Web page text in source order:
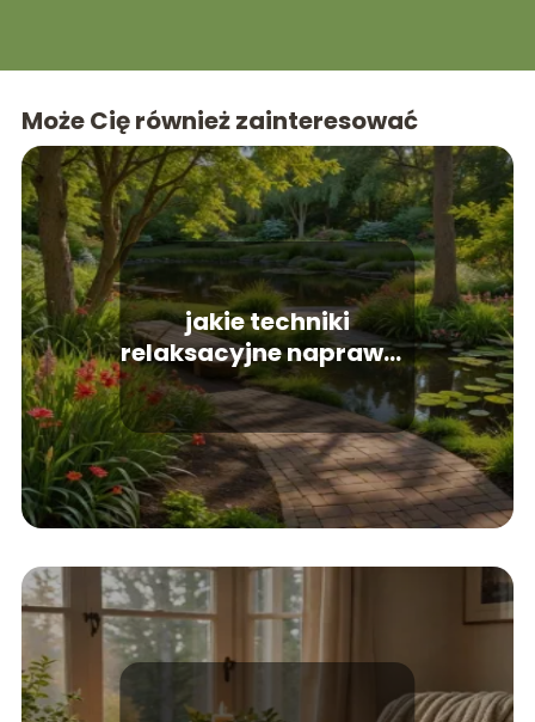
Może Cię również zainteresować
jakie techniki
relaksacyjne naprawdę
działają